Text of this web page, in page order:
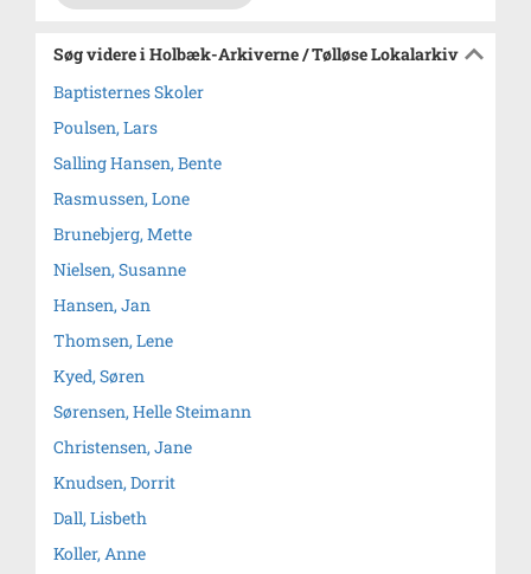
Søg videre i Holbæk-Arkiverne / Tølløse Lokalarkiv
Baptisternes Skoler
Poulsen, Lars
Salling Hansen, Bente
Rasmussen, Lone
Brunebjerg, Mette
Nielsen, Susanne
Hansen, Jan
Thomsen, Lene
Kyed, Søren
Sørensen, Helle Steimann
Christensen, Jane
Knudsen, Dorrit
Dall, Lisbeth
Koller, Anne